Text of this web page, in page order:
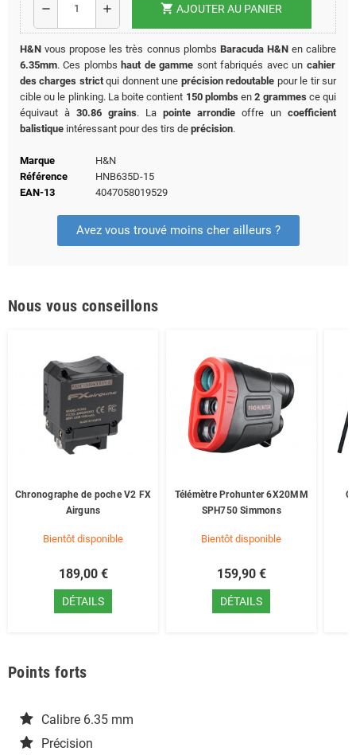
remove add shopping_cart AJOUTER AU PANIER
H&N vous propose les très connus plombs Baracuda H&Nen calibre
6.35mm. Ces plombs haut de gamme sont fabriqués avec un cahier
des charges strictqui donnent une précision redoutable pour le tir sur
cible ou le plinking. La boite contient 150 plombsen2 grammesce qui
équivaut à 30.86 grains. La pointe arrondie offre un coefficient
balistique intéressant pour des tirs de précision.
Marque
H&N
Référence
HNB635D-15
EAN-13
4047058019529
Avez vous trouvé moins cher ailleurs ?
Nous vous conseillons
Chronographe de poche V2 FX
Airguns
Bientôt disponible
189,00 €
DÉTAILS
Télémètre Prohunter 6X20MM
SPH750 Simmons
Bientôt disponible
159,90 €
DÉTAILS
Points forts
Calibre 6.35 mm
Précision